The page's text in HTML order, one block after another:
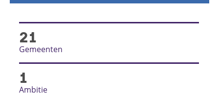
21
Gemeenten
1
Ambitie